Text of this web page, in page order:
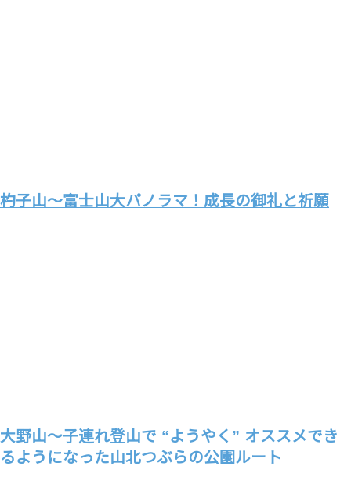
杓子山～富士山大パノラマ！成長の御礼と祈願
大野山～子連れ登山で “ようやく” オススメでき
るようになった山北つぶらの公園ルート